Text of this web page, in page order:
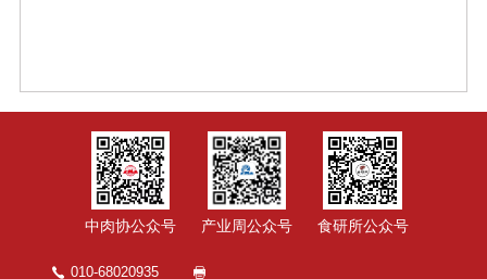
中肉协公众号 产业周公众号 食研所公众号
010-68020935